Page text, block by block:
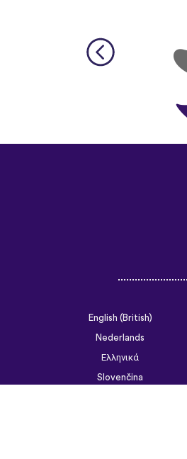
English (British)
Nederlands
Ελληνικά
Slovenčina